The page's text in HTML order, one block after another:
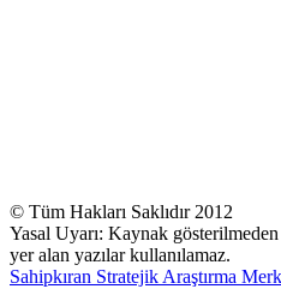
© Tüm Hakları Saklıdır 2012
Yasal Uyarı: Kaynak
yer alan yazılar kullanılamaz.
Sahipkıran Stratejik Araştırma